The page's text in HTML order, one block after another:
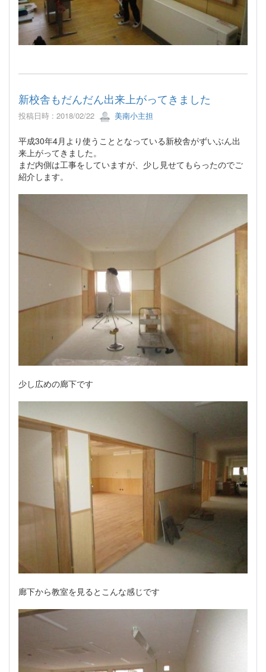
新校舎もだんだん出来上がってきました
投稿日時 : 2018/02/22 美南小主担
平成30年4月より使うこととなっている新校舎がずいぶん出
来上がってきました。
まだ内側は工事をしていますが、少し見せてもらったのでご
紹介します。
少し広めの廊下です
廊下から教室を見るとこんな感じです